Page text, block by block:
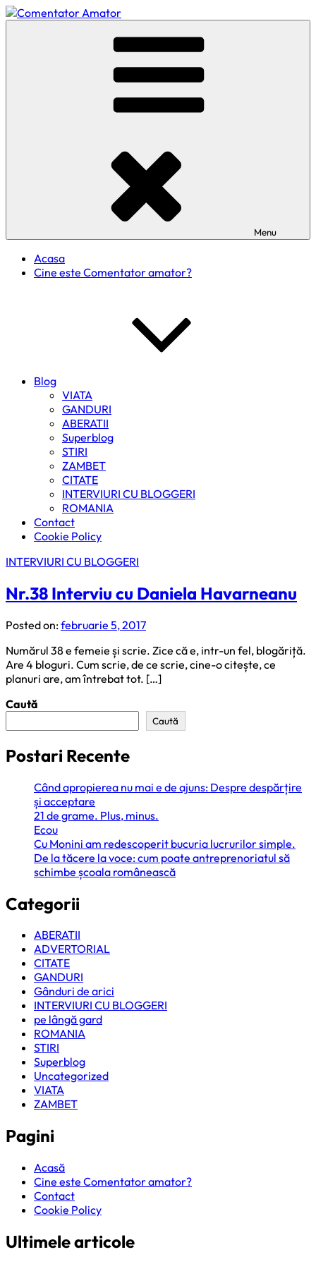
Skip
to
Menu
Acasa
Cine este Comentator amator?
Blog
VIATA
GANDURI
ABERATII
Superblog
STIRI
ZAMBET
CITATE
INTERVIURI CU BLOGGERI
ROMANIA
Contact
Cookie Policy
INTERVIURI CU BLOGGERI
Nr.38 Interviu cu Daniela Havarneanu
Posted on:februarie 5, 2017
Numărul 38 e femeie și scrie. Zice că e, intr-un fel, blogăriță.
Are 4 bloguri. Cum scrie, de ce scrie, cine-o citește, ce
planuri are, am întrebat tot. […]
Caută
Caută
Postari Recente
Când apropierea nu mai e de ajuns: Despre despărțire
și acceptare
21 de grame. Plus, minus.
Ecou
Cu Monini am redescoperit bucuria lucrurilor simple.
De la tăcere la voce: cum poate antreprenoriatul să
schimbe școala românească
Categorii
ABERATII
ADVERTORIAL
CITATE
GANDURI
Gânduri de arici
INTERVIURI CU BLOGGERI
pe lângă gard
ROMANIA
STIRI
Superblog
Uncategorized
VIATA
ZAMBET
Pagini
Acasă
Cine este Comentator amator?
Contact
Cookie Policy
Ultimele articole